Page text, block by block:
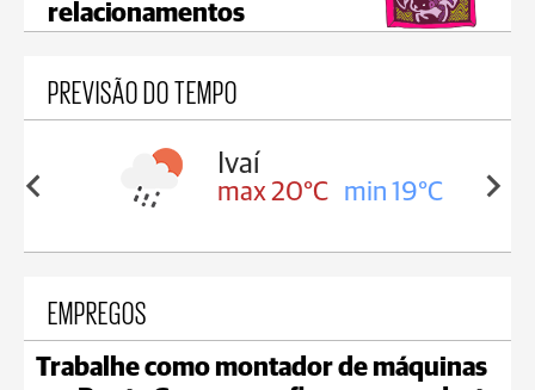
relacionamentos
PREVISÃO DO TEMPO
17°C
Ivaí
max 20°C min 19°C
EMPREGOS
Trabalhe como montador de máquinas